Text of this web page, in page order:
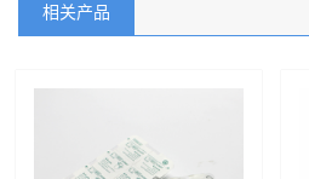
相关产品